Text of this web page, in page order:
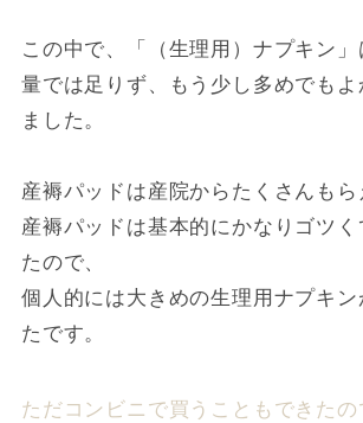
この中で、「（生理用）ナプキン
量では足りず、もう少し多めでも
ました。
産褥パッドは産院からたくさんもら
産褥パッドは基本的にかなりゴツ
たので、
個人的には大きめの生理用ナプキ
たです。
ただコンビニで買うこともできたの